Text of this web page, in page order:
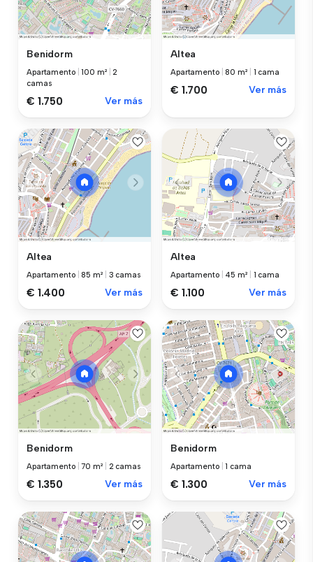
Benidorm
Apartamento |100 m² |2
camas
€ 1.750 Ver más
Altea
Apartamento |80 m² 1 cama
€ 1.700 Ver más
Altea
Apartamento |85 m² 3 camas
€ 1.400 Ver más
Altea
Apartamento 45 m² 1 cama
€ 1.100 Ver más
Benidorm
Apartamento |70 m² 2 camas
€ 1.350 Ver más
Benidorm
Apartamento |1 cama
€ 1.300 Ver más